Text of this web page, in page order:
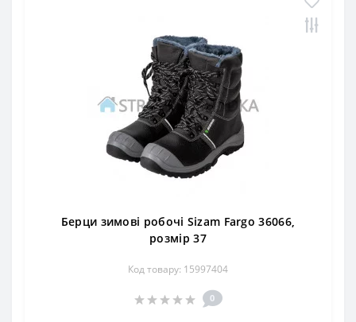
Берци зимові робочі Sizam Fargo 36066,
розмір 37
Код товару: 15997404
0